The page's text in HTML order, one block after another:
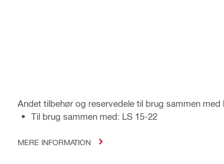
Andet tilbehør og reservedele til brug sammen
Til brug sammen med: LS 15-22
MERE INFORMATION